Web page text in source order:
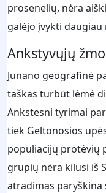
prosenelių, nėra
galėjo įvykti daugiau
Ankstyvųjų
Junano geografinė
taškas turbūt lėmė
Ankstesni tyrimai
tiek Geltonosios
populiacijų protėvių
grupių nėra kilusi iš
atradimas